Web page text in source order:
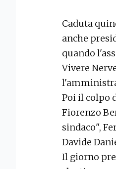
Caduta
anche
quando
Vivere
Poi il colpo
Fiorenzo
sindaco",
Davide
Il giorno